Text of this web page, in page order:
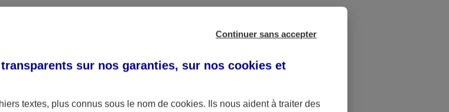
le responsable est la personne ayant entrainé
en guise de dommage.
n’a été désigné ou retrouvé pour l’accident dont
Continuer sans accepter
sur nos garanties, sur nos cookies et
textes, plus connus sous le nom de cookies. Ils nous aident à traiter des